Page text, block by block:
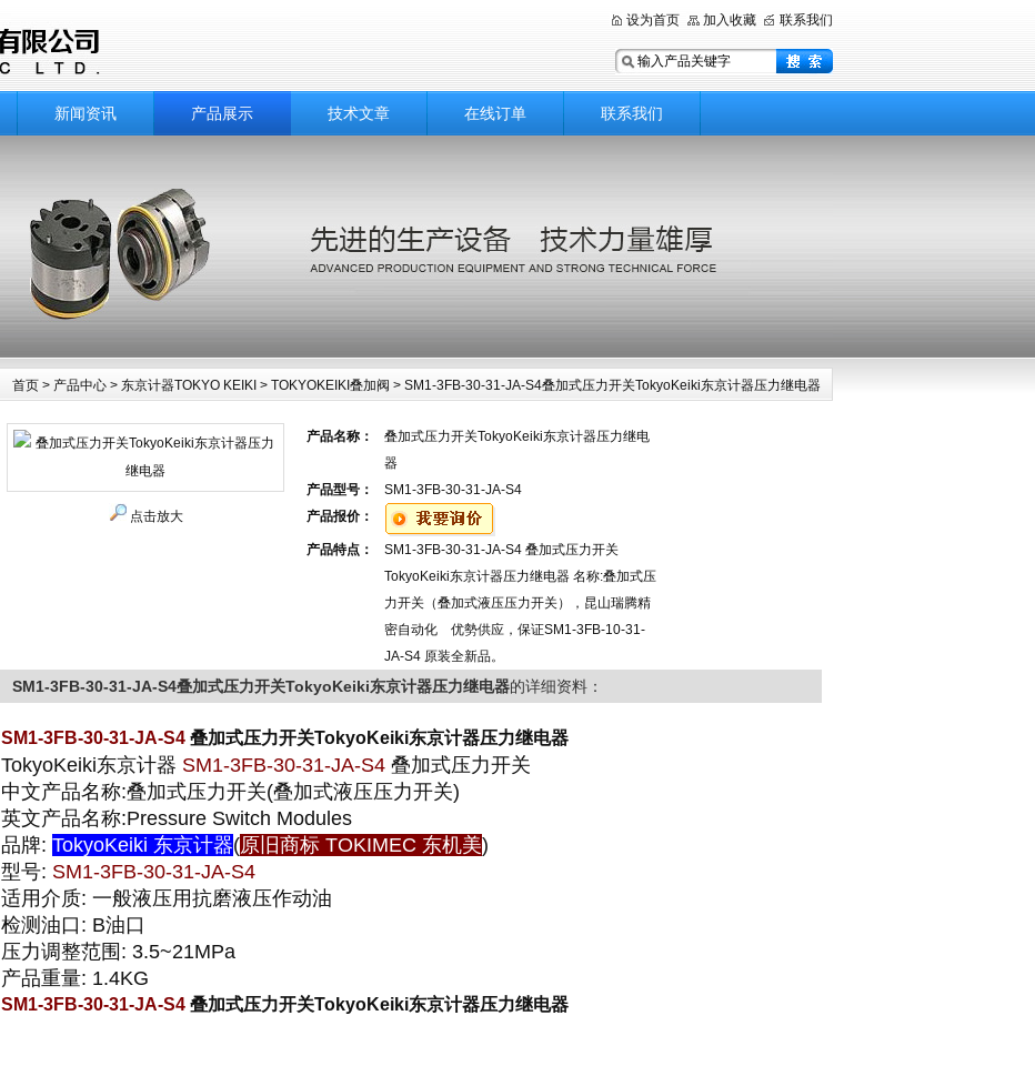
设为首页 加入收藏 联系我们
新闻资讯 产品展示 技术文章 在线订单 联系我们
首页 > 产品中心 > 东京计器TOKYO KEIKI > TOKYOKEIKI叠加阀 > SM1-3FB-30-31-JA-S4叠加式压力开关TokyoKeiki东京计器压力继电器
点击放大
产品名称：
叠加式压力开关TokyoKeiki东京计器压力继电
器
产品型号：
SM1-3FB-30-31-JA-S4
产品报价：
产品特点：
SM1-3FB-30-31-JA-S4 叠加式压力开关
TokyoKeiki东京计器压力继电器 名称:叠加式压
力开关（叠加式液压压力开关），昆山瑞腾精
密自动化 优勢供应，保证SM1-3FB-10-31-
JA-S4 原装全新品。
SM1-3FB-30-31-JA-S4叠加式压力开关TokyoKeiki东京计器压力继电器的详细资料：
SM1-3FB-30-31-JA-S4 叠加式压力开关TokyoKeiki东京计器压力继电器
TokyoKeiki东京计器 SM1-3FB-30-31-JA-S4 叠加式压力开关
中文产品名称:叠加式压力开关(叠加式液压压力开关)
英文产品名称:Pressure Switch Modules
品牌: TokyoKeiki 东京计器(原旧商标 TOKIMEC 东机美)
型号: SM1-3FB-30-31-JA-S4
适用介质: 一般液压用抗磨液压作动油
检测油口: B油口
压力调整范围: 3.5~21MPa
产品重量: 1.4KG
SM1-3FB-30-31-JA-S4 叠加式压力开关TokyoKeiki东京计器压力继电器